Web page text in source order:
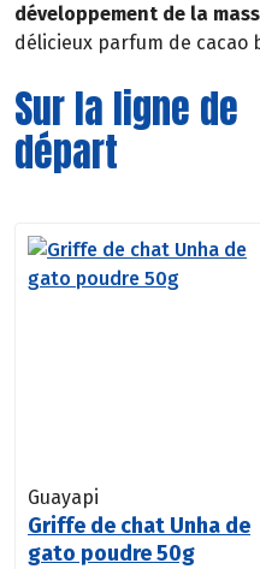
développement de la
délicieux parfum de cacao
Sur la ligne de
départ
Guayapi
Griffe de chat Unha de
gato poudre 50g